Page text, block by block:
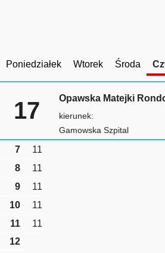
Poniedziałek Wtorek Środa
17 Opawska Matejki
kierunek:
Gamowska Szpital
7
11
8
11
9
11
10
11
11
11
12